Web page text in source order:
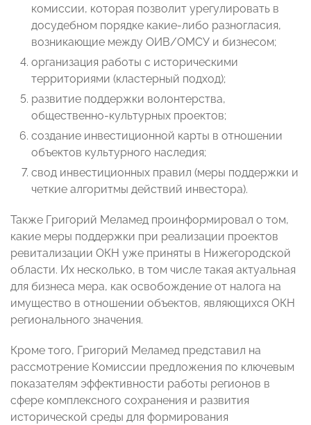
комиссии, которая позволит урегулировать в
досудебном порядке какие-либо разногласия,
возникающие между ОИВ/ОМСУ и бизнесом;
организация работы с историческими
территориями (кластерный подход);
развитие поддержки волонтерства,
общественно-культурных проектов;
создание инвестиционной карты в отношении
объектов культурного наследия;
свод инвестиционных правил (меры поддержки и
четкие алгоритмы действий инвестора).
Также Григорий Меламед проинформировал о том,
какие меры поддержки при реализации проектов
ревитализации ОКН уже приняты в Нижегородской
области. Их несколько, в том числе такая актуальная
для бизнеса мера, как освобождение от налога на
имущество в отношении объектов, являющихся ОКН
регионального значения.
Кроме того, Григорий Меламед представил на
рассмотрение Комиссии предложения по ключевым
показателям эффективности работы регионов в
сфере комплексного сохранения и развития
исторической среды для формирования